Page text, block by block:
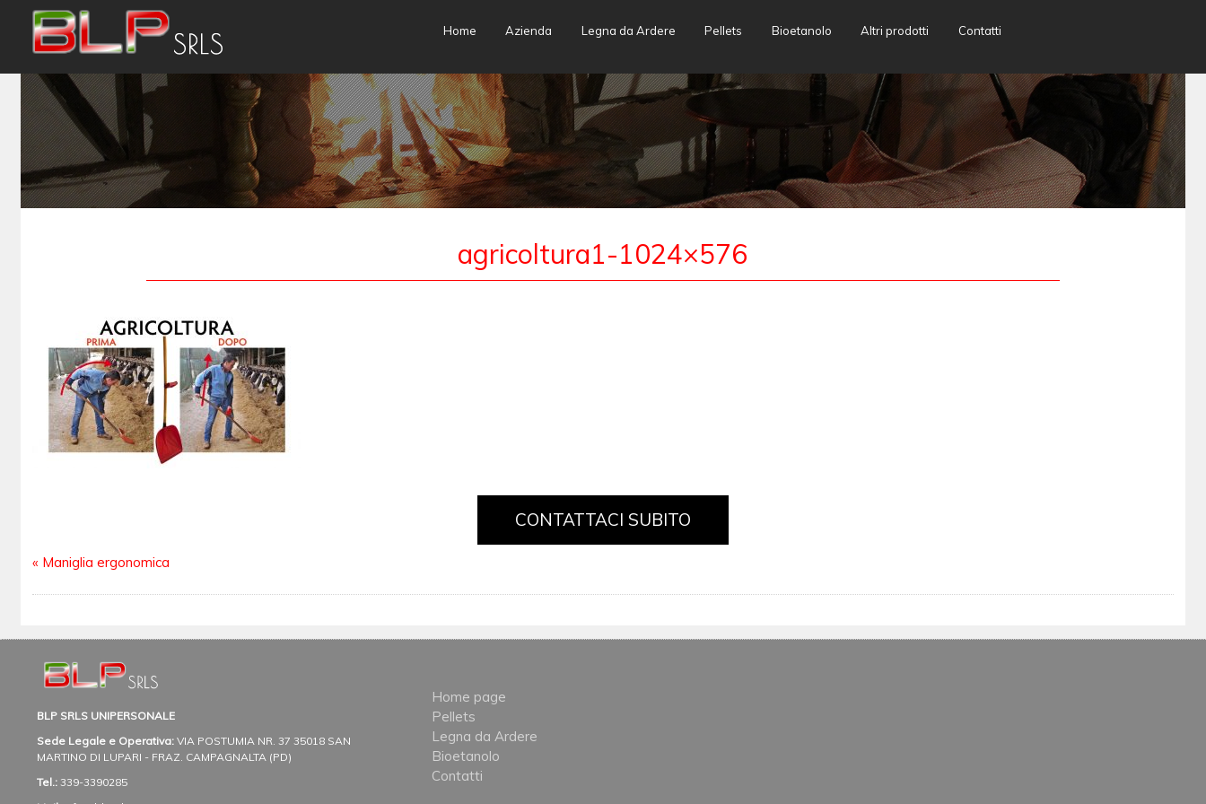
Skip
to
content
Home Azienda Legna da Ardere Pellets Bioetanolo Altri prodotti Contatti
agricoltura1-1024×576
CONTATTACI SUBITO
« Maniglia ergonomica
BLP SRLS UNIPERSONALE
Sede Legale e Operativa: VIA POSTUMIA NR. 37 35018 SAN
MARTINO DI LUPARI - FRAZ. CAMPAGNALTA (PD)
Tel.:339-3390285
Home page
Pellets
Legna da Ardere
Bioetanolo
Contatti